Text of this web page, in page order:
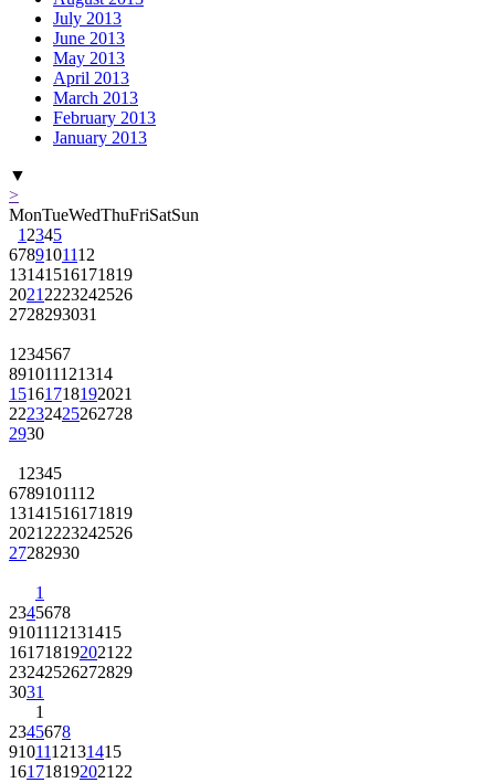
July 2013
June 2013
May 2013
April 2013
March 2013
February 2013
January 2013
▼
>
MonTueWedThuFriSatSun
1 2345
6789101112
13141516171819
2021 2223242526
2728293031
1 234567
891011121314
15161718192021
22232425262728
2930
1 2345
6789101112
13141516171819
2021 2223242526
27282930
1
2345678
9101112131415
161718192021 22
23242526272829
3031
1
2345678
9101112131415
161718192021 22